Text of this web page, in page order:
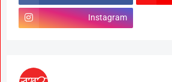
Instagram